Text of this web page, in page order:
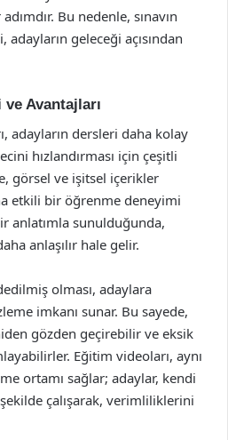
Bu nedenle, sınavın
geleceği açısından
Avantajları
adayların dersleri daha kolay
hızlandırması için çeşitli
görsel ve işitsel içerikler
etkili bir öğrenme deneyimi
anlatımla sunulduğunda,
anlaşılır hale gelir.
olması, adaylara
imkanı sunar. Bu sayede,
gözden geçirebilir ve eksik
Eğitim videoları, aynı
ortamı sağlar; adaylar, kendi
çalışarak, verimliliklerini